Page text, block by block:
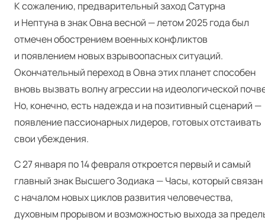
К сожалению, предварительный заход Сатурна
и Нептуна в знак Овна весной — летом 2025 года был
отмечен обострением военных конфликтов
и появлением новых взрывоопасных ситуаций.
Окончательный переход в Овна этих планет способен
вновь вызвать волну агрессии на идеологической
Но, конечно, есть надежда и на позитивный сценарий —
появление пассионарных лидеров, готовых отстаивать
свои убеждения.
С 27 января по 14 февраля откроется первый и самый
главный знак Высшего Зодиака — Часы, который связан
с началом новых циклов развития человечества,
духовным прорывом и возможностью выхода за